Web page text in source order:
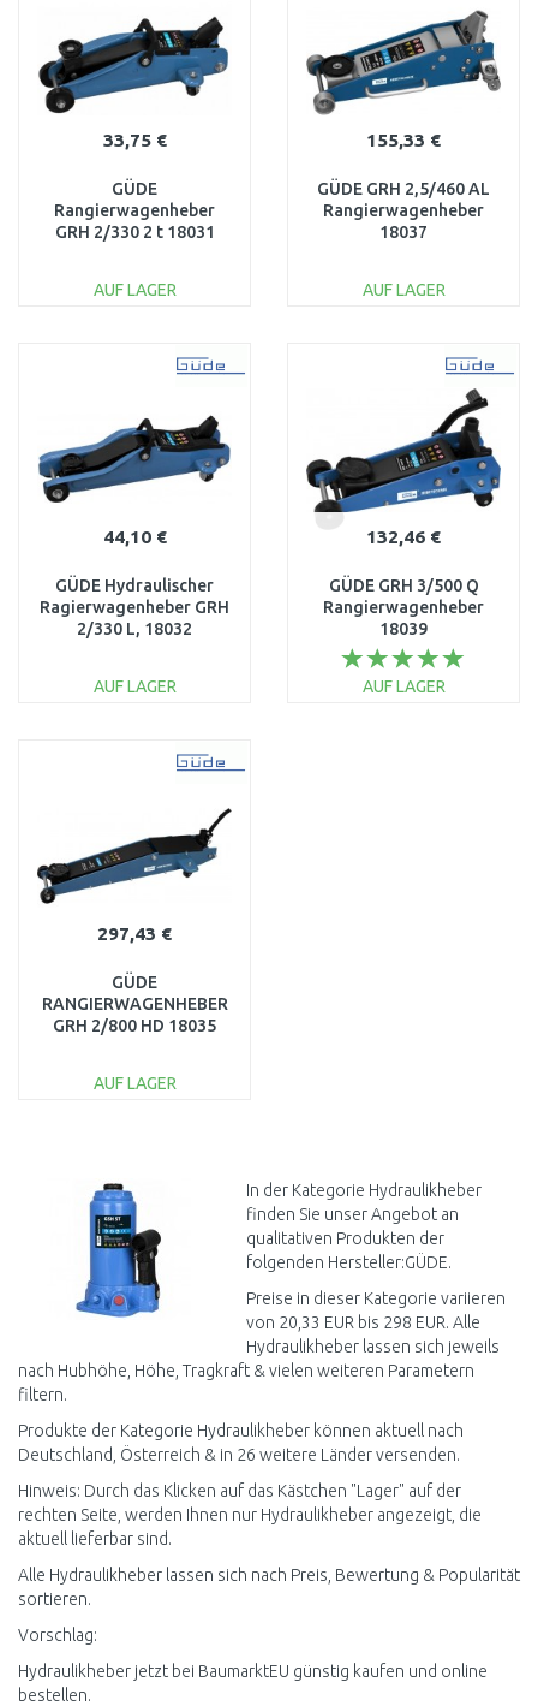
33,75 €
GÜDE
Rangierwagenheber
GRH 2/330 2 t 18031
AUF LAGER
155,33 €
GÜDE GRH 2,5/460 AL
Rangierwagenheber
18037
AUF LAGER
44,10 €
GÜDE Hydraulischer
Ragierwagenheber GRH
2/330 L, 18032
AUF LAGER
132,46 €
GÜDE GRH 3/500 Q
Rangierwagenheber
18039
AUF LAGER
297,43 €
GÜDE
RANGIERWAGENHEBER
GRH 2/800 HD 18035
AUF LAGER
Vergleichen
In der Kategorie Hydraulikheber
finden Sie unser Angebot an
qualitativen Produkten der
folgenden Hersteller:GÜDE.
Preise in dieser Kategorie variieren
von 20,33 EUR bis 298 EUR. Alle
Hydraulikheber lassen sich jeweils
nach Hubhöhe, Höhe, Tragkraft & vielen weiteren Parametern
filtern.
Produkte der Kategorie Hydraulikheber können aktuell nach
Deutschland, Österreich & in 26 weitere Länder versenden.
Hinweis: Durch das Klicken auf das Kästchen "Lager" auf der
rechten Seite, werden Ihnen nur Hydraulikheber angezeigt, die
aktuell lieferbar sind.
Alle Hydraulikheber lassen sich nach Preis, Bewertung & Popularität
sortieren.
Vorschlag:
Hydraulikheber jetzt bei BaumarktEU günstig kaufen und online
bestellen.